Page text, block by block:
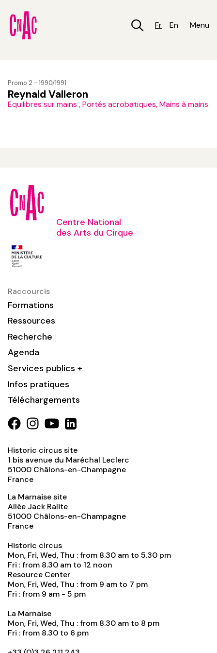
contenu
principal
Fr En Menu
Promo 2 - 1990/1991
Reynald Valleron
Equilibres sur mains , Portés acrobatiques, Mains à mains
Centre National
des Arts du Cirque
Raccourcis
Formations
Ressources
Recherche
Agenda
Services publics +
Infos pratiques
Téléchargements
Historic circus site
1 bis avenue du Maréchal Leclerc
51000 Châlons-en-Champagne
France
La Marnaise site
Allée Jack Ralite
51000 Châlons-en-Champagne
France
Historic circus
Mon, Fri, Wed, Thu : from 8.30 am to 5.30 pm
Fri : from 8.30 am to 12 noon
Resource Center
Mon, Fri, Wed, Thu : from 9 am to 7 pm
Fri : from 9 am - 5 pm
La Marnaise
Mon, Fri, Wed, Thu : from 8.30 am to 8 pm
Fri : from 8.30 to 6 pm